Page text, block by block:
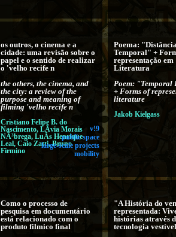
os outros, o cinema e a
cidade: uma revisão sobre o
papel e o sentido de realizar
o 'velho recife n
the others, the cinema, and
the city: a review of the
purpose and meaning of
filming 'velho recife n
Cristiano Felipe B. do
Nascimento, LÃ­via Morais
NÃ³brega, LuÃ­s Henrique
Leal, Caio Zatti, Bruno
Firmino
v!9
public space
large-scale projects
mobility
Poema:
Temporal" +
representação em
Literatura
Poem: "Temporal
+ Forms of
literature
Jakob Kielgass
Como o processo de
pesquisa em documentário
está relacionado com o
produto filmico final
"A História do
representada:
histórias através
tecnologia vestível